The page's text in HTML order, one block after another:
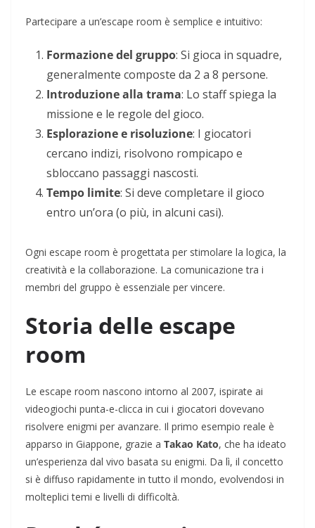
Partecipare a un’escape room è semplice e intuitivo:
Formazione del gruppo: Si gioca in squadre,
generalmente composte da 2 a 8 persone.
Introduzione alla trama: Lo staff spiega la
missione e le regole del gioco.
Esplorazione e risoluzione: I giocatori
cercano indizi, risolvono rompicapo e
sbloccano passaggi nascosti.
Tempo limite: Si deve completare il gioco
entro un’ora (o più, in alcuni casi).
Ogni escape room è progettata per stimolare la logica, la
creatività e la collaborazione. La comunicazione tra i
membri del gruppo è essenziale per vincere.
Storia delle escape
room
Le escape room nascono intorno al 2007, ispirate ai
videogiochi punta-e-clicca in cui i giocatori dovevano
risolvere enigmi per avanzare. Il primo esempio reale è
apparso in Giappone, grazie a Takao Kato, che ha ideato
un’esperienza dal vivo basata su enigmi. Da lì, il concetto
si è diffuso rapidamente in tutto il mondo, evolvendosi in
molteplici temi e livelli di difficoltà.